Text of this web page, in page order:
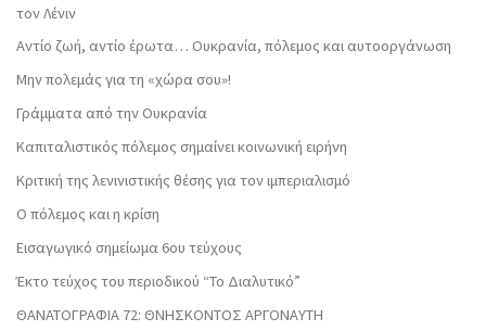
τον Λένιν
Αντίο ζωή, αντίο έρωτα… Ουκρανία, πόλεμος και αυτοοργάνωση
Μην πολεμάς για τη «χώρα σου»!
Γράμματα από την Ουκρανία
Καπιταλιστικός πόλεμος σημαίνει κοινωνική ειρήνη
Κριτική της λενινιστικής θέσης για τον ιμπεριαλισμό
Ο πόλεμος και η κρίση
Εισαγωγικό σημείωμα 6ου τεύχους
Έκτο τεύχος του περιοδικού “Το Διαλυτικό”
ΘΑΝΑΤΟΓΡΑΦΙΑ 72: ΘΝΗΣΚΟΝΤOΣ ΑΡΓΟΝΑΥΤΗ